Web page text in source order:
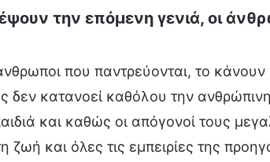
την επόμενη γενιά, οι
που παντρεύονται, το
κατανοεί καθόλου την
και καθώς οι απόγονοί τους
ζωή και όλες τις εμπειρίες της